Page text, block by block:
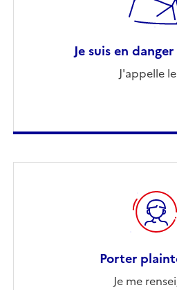
Je suis en
J'appelle
Porter
Je me